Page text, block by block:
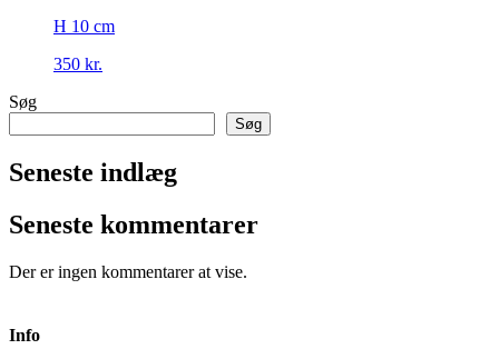
H 10 cm
350 kr.
Søg
Søg
Seneste indlæg
Seneste kommentarer
Der er ingen kommentarer at vise.
Info